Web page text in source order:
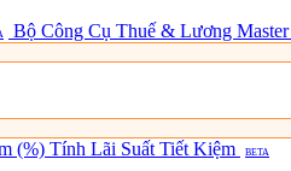
Bộ Công Cụ Thuế & Lương Master
(%) Tính Lãi Suất Tiết Kiệm BETA